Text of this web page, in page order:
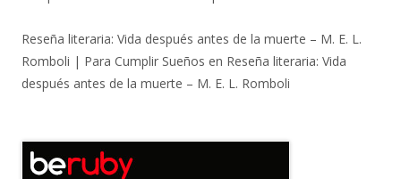
Reseña literaria: Vida después antes de la muerte – M. E. L.
Romboli | Para Cumplir Sueños en Reseña literaria: Vida
después antes de la muerte – M. E. L. Romboli